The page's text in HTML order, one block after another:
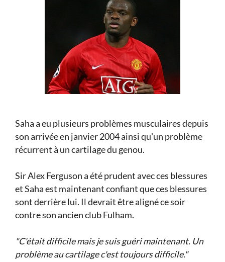
Saha a eu plusieurs problèmes musculaires depuis
son arrivée en janvier 2004 ainsi qu'un problème
récurrent à un cartilage du genou.
Sir Alex Ferguson a été prudent avec ces blessures
et Saha est maintenant confiant que ces blessures
sont derrière lui. Il devrait être aligné ce soir
contre son ancien club Fulham.
"C'était difficile mais je suis guéri maintenant. Un
problème au cartilage c'est toujours difficile."